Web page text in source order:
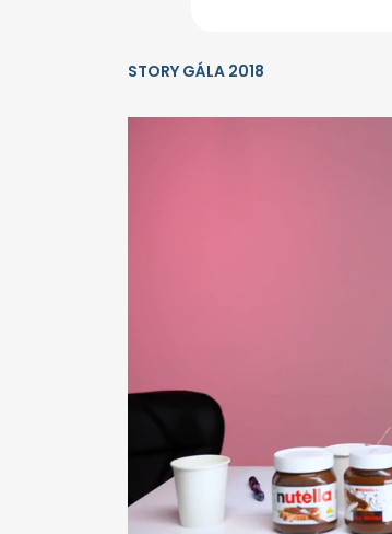
STORY GÁLA 2018